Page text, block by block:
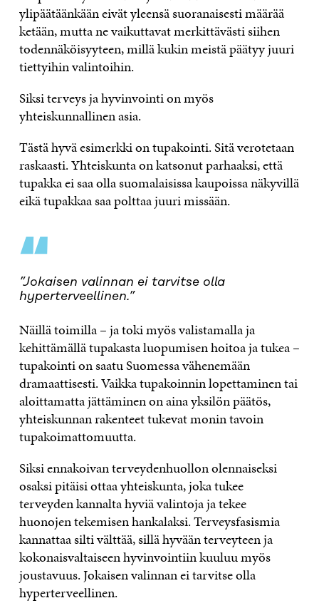
ylipäätäänkään eivät yleensä suoranaisesti määrää
ketään, mutta ne vaikuttavat merkittävästi siihen
todennäköisyyteen, millä kukin meistä päätyy juuri
tiettyihin valintoihin.
Siksi terveys ja hyvinvointi on myös
yhteiskunnallinen asia.
Tästä hyvä esimerkki on tupakointi. Sitä verotetaan
raskaasti. Yhteiskunta on katsonut parhaaksi, että
tupakka ei saa olla suomalaisissa kaupoissa näkyvillä
eikä tupakkaa saa polttaa juuri missään.
“
”Jokaisen valinnan ei tarvitse olla
hyperterveellinen.”
Näillä toimilla – ja toki myös valistamalla ja
kehittämällä tupakasta luopumisen hoitoa ja tukea –
tupakointi on saatu Suomessa vähenemään
dramaattisesti. Vaikka tupakoinnin lopettaminen tai
aloittamatta jättäminen on aina yksilön päätös,
yhteiskunnan rakenteet tukevat monin tavoin
tupakoimattomuutta.
Siksi ennakoivan terveydenhuollon olennaiseksi
osaksi pitäisi ottaa yhteiskunta, joka tukee
terveyden kannalta hyviä valintoja ja tekee
huonojen tekemisen hankalaksi. Terveysfasismia
kannattaa silti välttää, sillä hyvään terveyteen ja
kokonaisvaltaiseen hyvinvointiin kuuluu myös
joustavuus. Jokaisen valinnan ei tarvitse olla
hyperterveellinen.